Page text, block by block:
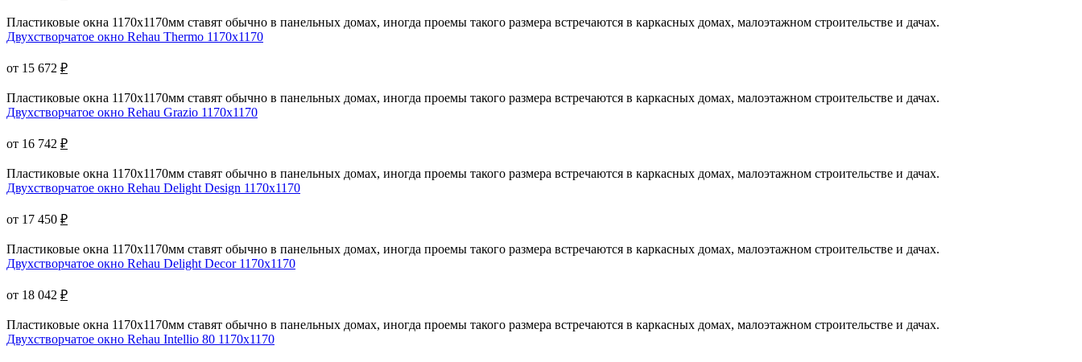
Пластиковые окна 1170х1170мм ставят обычно в панельных домах, иногда проемы такого размера встречаются в каркасных домах, малоэтажном строительстве и дачах.
Двухстворчатое окно Rehau Thermo 1170x1170
от 15 672 ₽
Пластиковые окна 1170х1170мм ставят обычно в панельных домах, иногда проемы такого размера встречаются в каркасных домах, малоэтажном строительстве и дачах.
Двухстворчатое окно Rehau Grazio 1170x1170
от 16 742 ₽
Пластиковые окна 1170х1170мм ставят обычно в панельных домах, иногда проемы такого размера встречаются в каркасных домах, малоэтажном строительстве и дачах.
Двухстворчатое окно Rehau Delight Design 1170x1170
от 17 450 ₽
Пластиковые окна 1170х1170мм ставят обычно в панельных домах, иногда проемы такого размера встречаются в каркасных домах, малоэтажном строительстве и дачах.
Двухстворчатое окно Rehau Delight Decor 1170x1170
от 18 042 ₽
Пластиковые окна 1170х1170мм ставят обычно в панельных домах, иногда проемы такого размера встречаются в каркасных домах, малоэтажном строительстве и дачах.
Двухстворчатое окно Rehau Intellio 80 1170x1170